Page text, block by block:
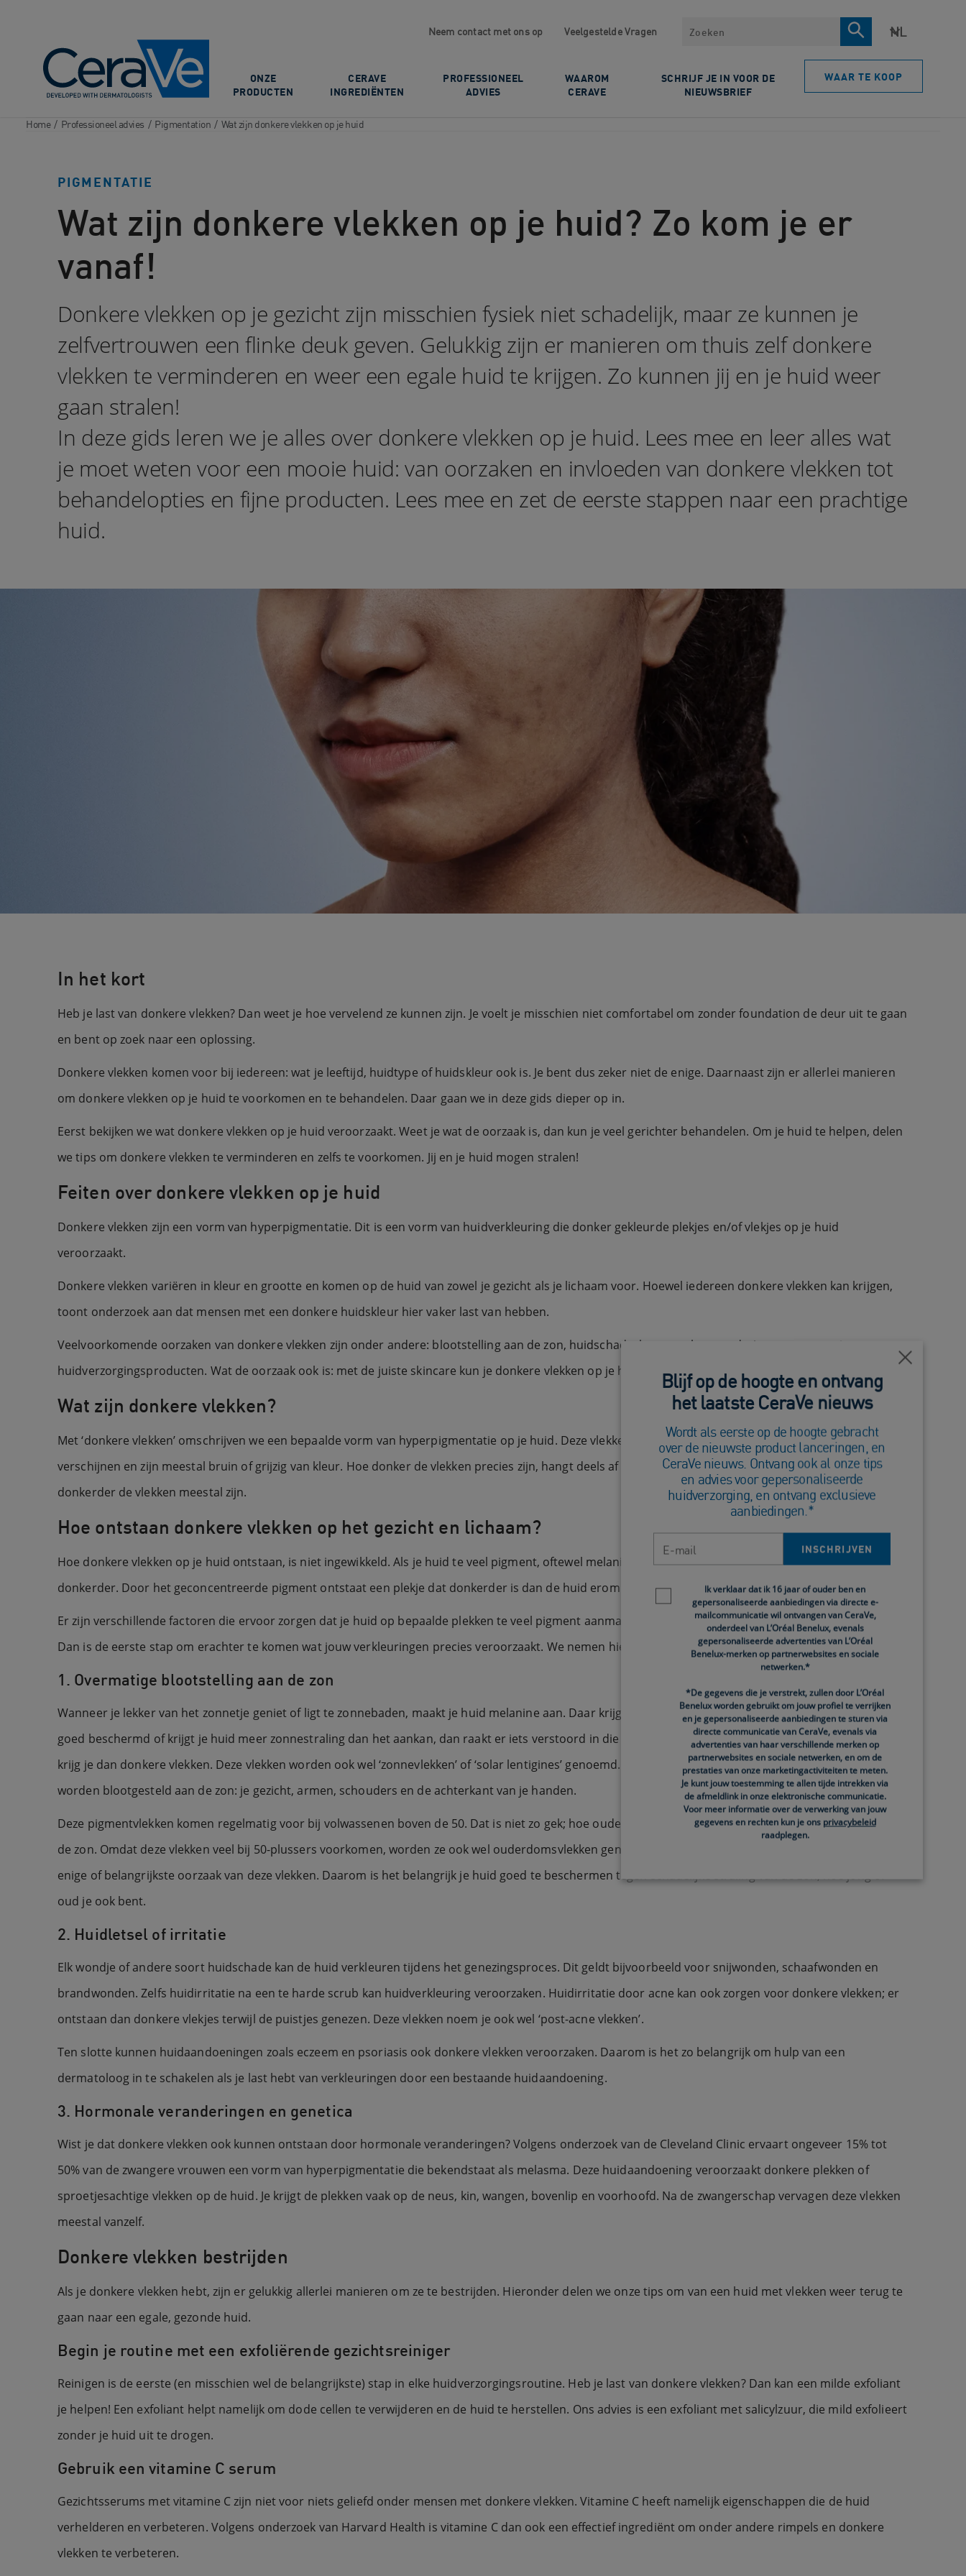
Neem contact met ons op Veelgestelde Vragen Zoeken
ONZE
PRODUCTEN
CERAVE
INGREDIËNTEN
PROFESSIONEEL
ADVIES
WAAROM
CERAVE
SCHRIJF JE IN VOOR DE
NIEUWSBRIEF
WAAR TE KOOP
Home / Professioneel advies / Pigmentation / Wat zijn donkere vlekken op je huid
PIGMENTATIE
Wat zijn donkere vlekken op je huid? Zo kom je er
vanaf!
Donkere vlekken op je gezicht zijn misschien fysiek niet schadelijk, maar ze kunnen je
zelfvertrouwen een flinke deuk geven. Gelukkig zijn er manieren om thuis zelf donkere
vlekken te verminderen en weer een egale huid te krijgen. Zo kunnen jij en je huid weer
gaan stralen!
In deze gids leren we je alles over donkere vlekken op je huid. Lees mee en leer alles wat
je moet weten voor een mooie huid: van oorzaken en invloeden van donkere vlekken tot
behandelopties en fijne producten. Lees mee en zet de eerste stappen naar een prachtige
huid.
In het kort
Heb je last van donkere vlekken? Dan weet je hoe vervelend ze kunnen zijn. Je voelt je misschien niet comfortabel om zonder foundation de deur uit te gaan
en bent op zoek naar een oplossing.
Donkere vlekken komen voor bij iedereen: wat je leeftijd, huidtype of huidskleur ook is. Je bent dus zeker niet de enige. Daarnaast zijn er allerlei manieren
om donkere vlekken op je huid te voorkomen en te behandelen. Daar gaan we in deze gids dieper op in.
Eerst bekijken we wat donkere vlekken op je huid veroorzaakt. Weet je wat de oorzaak is, dan kun je veel gerichter behandelen. Om je huid te helpen, delen
we tips om donkere vlekken te verminderen en zelfs te voorkomen. Jij en je huid mogen stralen!
Feiten over donkere vlekken op je huid
Donkere vlekken zijn een vorm van hyperpigmentatie. Dit is een vorm van huidverkleuring die donker gekleurde plekjes en/of vlekjes op je huid
veroorzaakt.
Donkere vlekken variëren in kleur en grootte en komen op de huid van zowel je gezicht als je lichaam voor. Hoewel iedereen donkere vlekken kan krijgen,
toont onderzoek aan dat mensen met een donkere huidskleur hier vaker last van hebben.
Veelvoorkomende oorzaken van donkere vlekken zijn onder andere: blootstelling aan de zon, huidschade, hormonale veranderingen en agressieve
huidverzorgingsproducten. Wat de oorzaak ook is: met de juiste skincare kun je donkere vlekken op je huid verminderen.
Wat zijn donkere vlekken?
Met ‘donkere vlekken’ omschrijven we een bepaalde vorm van hyperpigmentatie op je huid. Deze vlekken kunnen overal op je gezicht en lichaam
verschijnen en zijn meestal bruin of grijzig van kleur. Hoe donker de vlekken precies zijn, hangt deels af van je huidskleur. Hoe donkerder de huid, hoe
donkerder de vlekken meestal zijn.
Hoe ontstaan donkere vlekken op het gezicht en lichaam?
Hoe donkere vlekken op je huid ontstaan, is niet ingewikkeld. Als je huid te veel pigment, oftewel melanine produceert, wordt de huid op die plekken
donkerder. Door het geconcentreerde pigment ontstaat een plekje dat donkerder is dan de huid eromheen, oftewel: je krijgt donkere vlekken.
Er zijn verschillende factoren die ervoor zorgen dat je huid op bepaalde plekken te veel pigment aanmaakt. Wil je donkere vlekken effectief behandelen?
Dan is de eerste stap om erachter te komen wat jouw verkleuringen precies veroorzaakt. We nemen hieronder de mogelijke oorzaken met je door.
1. Overmatige blootstelling aan de zon
Wanneer je lekker van het zonnetje geniet of ligt te zonnebaden, maakt je huid melanine aan. Daar krijg je een mooi zongebruind tintje van. Is je huid niet
goed beschermd of krijgt je huid meer zonnestraling dan het aankan, dan raakt er iets verstoord in die melanineproductie. In plaats van een egaal tintje,
krijg je dan donkere vlekken. Deze vlekken worden ook wel ‘zonnevlekken’ of ‘solar lentigines’ genoemd. Ze komen meestal voor op plekken die het meest
worden blootgesteld aan de zon: je gezicht, armen, schouders en de achterkant van je handen.
Deze pigmentvlekken komen regelmatig voor bij volwassenen boven de 50. Dat is niet zo gek; hoe ouder je bent, hoe meer contact je huid heeft gehad met
de zon. Omdat deze vlekken veel bij 50-plussers voorkomen, worden ze ook wel ouderdomsvlekken genoemd. Zoals je nu weet, is leeftijd echter niet de
enige of belangrijkste oorzaak van deze vlekken. Daarom is het belangrijk je huid goed te beschermen tegen schadelijke straling van de zon, hoe jong of
oud je ook bent.
2. Huidletsel of irritatie
Elk wondje of andere soort huidschade kan de huid verkleuren tijdens het genezingsproces. Dit geldt bijvoorbeeld voor snijwonden, schaafwonden en
brandwonden. Zelfs huidirritatie na een te harde scrub kan huidverkleuring veroorzaken. Huidirritatie door acne kan ook zorgen voor donkere vlekken; er
ontstaan dan donkere vlekjes terwijl de puistjes genezen. Deze vlekken noem je ook wel ‘post-acne vlekken’.
Ten slotte kunnen huidaandoeningen zoals eczeem en psoriasis ook donkere vlekken veroorzaken. Daarom is het zo belangrijk om hulp van een
dermatoloog in te schakelen als je last hebt van verkleuringen door een bestaande huidaandoening.
3. Hormonale veranderingen en genetica
Wist je dat donkere vlekken ook kunnen ontstaan door hormonale veranderingen? Volgens onderzoek van de Cleveland Clinic ervaart ongeveer 15% tot
50% van de zwangere vrouwen een vorm van hyperpigmentatie die bekendstaat als melasma. Deze huidaandoening veroorzaakt donkere plekken of
sproetjesachtige vlekken op de huid. Je krijgt de plekken vaak op de neus, kin, wangen, bovenlip en voorhoofd. Na de zwangerschap vervagen deze vlekken
meestal vanzelf.
Donkere vlekken bestrijden
Als je donkere vlekken hebt, zijn er gelukkig allerlei manieren om ze te bestrijden. Hieronder delen we onze tips om van een huid met vlekken weer terug te
gaan naar een egale, gezonde huid.
Begin je routine met een exfoliërende gezichtsreiniger
Reinigen is de eerste (en misschien wel de belangrijkste) stap in elke huidverzorgingsroutine. Heb je last van donkere vlekken? Dan kan een milde exfoliant
je helpen! Een exfoliant helpt namelijk om dode cellen te verwijderen en de huid te herstellen. Ons advies is een exfoliant met salicylzuur, die mild exfolieert
zonder je huid uit te drogen.
Gebruik een vitamine C serum
Gezichtsserums met vitamine C zijn niet voor niets geliefd onder mensen met donkere vlekken. Vitamine C heeft namelijk eigenschappen die de huid
verhelderen en verbeteren. Volgens onderzoek van Harvard Health is vitamine C dan ook een effectief ingrediënt om onder andere rimpels en donkere
vlekken te verbeteren.
Close
Blijf op de hoogte en ontvang
het laatste CeraVe nieuws
Wordt als eerste op de hoogte gebracht
over de nieuwste product lanceringen, en
CeraVe nieuws. Ontvang ook al onze tips
en advies voor gepersonaliseerde
huidverzorging, en ontvang exclusieve
aanbiedingen.*
INSCHRIJVEN
Newsletter policyIk verklaar dat ik 16 jaar of ouder ben en
gepersonaliseerde aanbiedingen via directe e-
mailcommunicatie wil ontvangen van CeraVe,
onderdeel van L’Oréal Benelux, evenals
gepersonaliseerde advertenties van L’Oréal
Benelux-merken op partnerwebsites en sociale
netwerken.*
*De gegevens die je verstrekt, zullen door L’Oréal
Benelux worden gebruikt om jouw profiel te verrijken
en je gepersonaliseerde aanbiedingen te sturen via
directe communicatie van CeraVe, evenals via
advertenties van haar verschillende merken op
partnerwebsites en sociale netwerken, en om de
prestaties van onze marketingactiviteiten te meten.
Je kunt jouw toestemming te allen tijde intrekken via
de afmeldlink in onze elektronische communicatie.
Voor meer informatie over de verwerking van jouw
gegevens en rechten kun je ons privacybeleid
raadplegen.